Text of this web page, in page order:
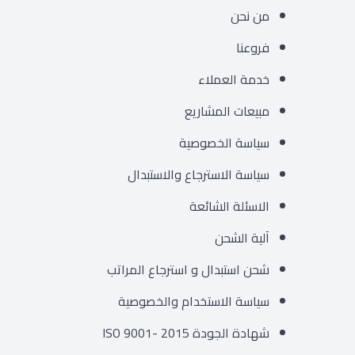
من نحن
فروعنا
خدمة العملاء
مبيعات المشاريع
سياسة الخصوصية
سياسة الاسترجاع والاستبدال
الاسئلة الشائعة
آلية الشحن
شحن استبدال و استرجاع المراتب
سياسة الاستخدام والخصوصية
شهادة الجودة ISO 9001- 2015